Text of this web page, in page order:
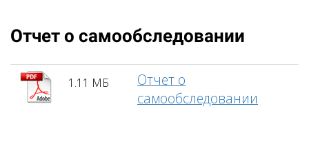
Отчет о самообследовании
1.11 МБ
Отчет о
самообследовании